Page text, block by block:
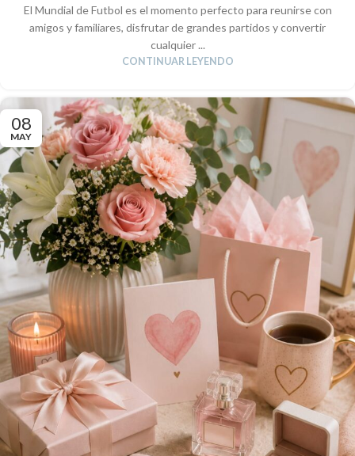
El Mundial de Futbol es el momento perfecto para reunirse con
amigos y familiares, disfrutar de grandes partidos y convertir
cualquier ...
CONTINUAR LEYENDO
08
MAY